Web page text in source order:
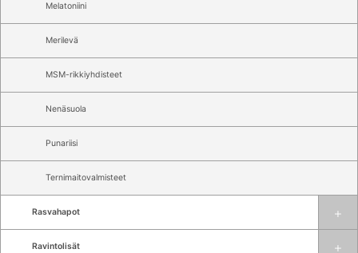
Melatoniini
Merilevä
MSM-rikkiyhdisteet
Nenäsuola
Punariisi
Ternimaitovalmisteet
Rasvahapot
Ravintolisät